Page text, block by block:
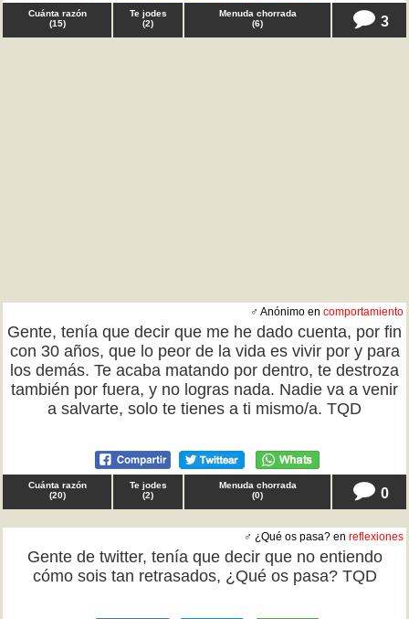
Cuánta razón
(15)
Te jodes
(2)
Menuda chorrada
(6) 3
♂ Anónimo en comportamiento
Gente, tenía que decir que me he dado cuenta, por fin
con 30 años, que lo peor de la vida es vivir por y para
los demás. Te acaba matando por dentro, te destroza
también por fuera, y no logras nada. Nadie va a venir
a salvarte, solo te tienes a ti mismo/a. TQD
Cuánta razón
(20)
Te jodes
(2)
Menuda chorrada
(0) 0
♂ ¿Qué os pasa? en reflexiones
Gente de twitter, tenía que decir que no entiendo
cómo sois tan retrasados, ¿Qué os pasa? TQD